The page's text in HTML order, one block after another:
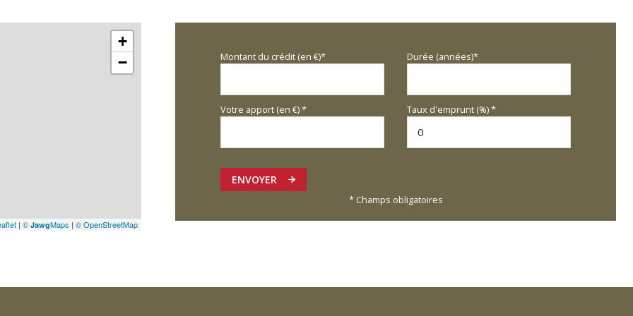
+
−
| © JawgMaps | © OpenStreetMap
Montant du crédit (en €)* Durée (années)*
Votre apport (en €) * Taux d'emprunt (%) *
ENVOYER
* Champs obligatoires